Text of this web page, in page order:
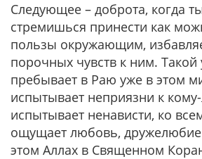
Следующее – доброта, когда
стремишься принести как
пользы окружающим,
порочных чувств к ним.
пребывает в Раю уже в этом
испытывает неприязни к
испытывает ненависти, ко
ощущает любовь,
этом Аллах в Священном